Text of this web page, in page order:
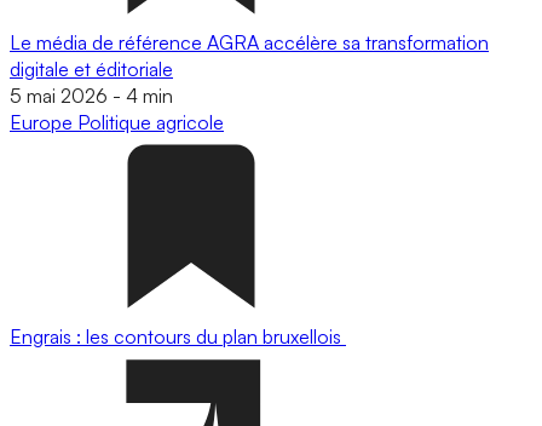
Le média de référence AGRA accélère sa transformation
digitale et éditoriale
5 mai 2026 - 4 min
Europe Politique agricole
Engrais : les contours du plan bruxellois